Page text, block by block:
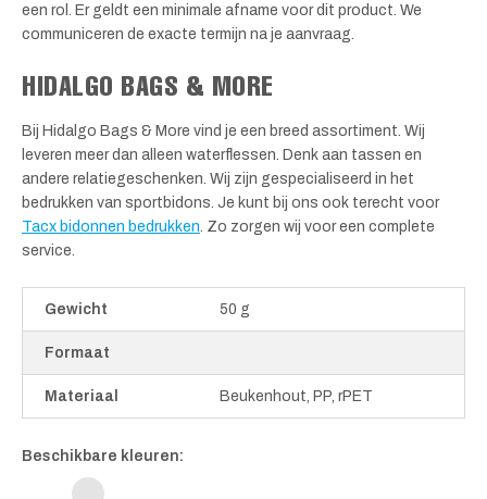
een rol. Er geldt een minimale afname voor dit product. We
communiceren de exacte termijn na je aanvraag.
HIDALGO BAGS & MORE
Bij Hidalgo Bags & More vind je een breed assortiment. Wij
leveren meer dan alleen waterflessen. Denk aan tassen en
andere relatiegeschenken. Wij zijn gespecialiseerd in het
bedrukken van sportbidons. Je kunt bij ons ook terecht voor
Tacx bidonnen bedrukken . Zo zorgen wij voor een complete
service.
Gewicht 50 g
Formaat
Materiaal Beukenhout, PP, rPET
Beschikbare kleuren: